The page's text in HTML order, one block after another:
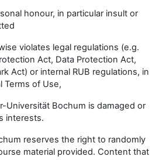
honour, in particular insult or
violates legal regulations (e.g.
Act, Data Protection Act,
Act) or internal RUB regulations, in
Terms of Use,
Universität Bochum is damaged or
interests.
reserves the right to randomly
material provided. Content that